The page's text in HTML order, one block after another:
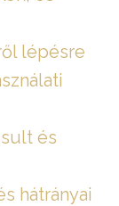
lépésre
és
hátrányai